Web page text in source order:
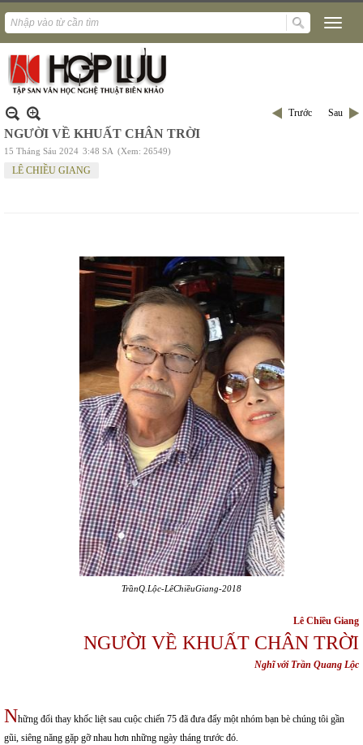
Trước Sau
NGƯỜI VỀ KHUẤT CHÂN TRỜI
15 Tháng Sáu 2024 3:48 SA (Xem: 26549)
LÊ CHIỀU GIANG
TrầnQ.Lộc-LêChiềuGiang-2018
Lê Chiều Giang
NGƯỜI VỀ KHUẤT CHÂN TRỜI
Nghĩ với Trần Quang Lộc
Những đổi thay khốc liệt sau cuộc chiến 75 đã đưa đẩy một nhóm bạn bè chúng tôi gần
gũi, siêng năng gặp gỡ nhau hơn những ngày tháng trước đó.